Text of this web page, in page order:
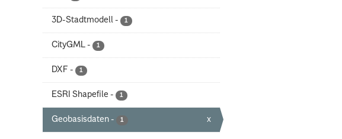
3D-Stadtmodell - 1
CityGML - 1
DXF - 1
ESRI Shapefile - 1
Geobasisdaten - 1 x